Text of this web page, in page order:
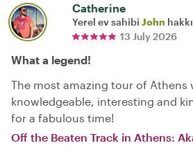
Catherine
Yerel ev sahibi John
13 July 2026
What a legend!
The most amazing tour of Athens
knowledgeable, interesting and
for a fabulous time!
Off the Beaten Track in Athens: